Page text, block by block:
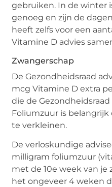
gebruiken. In de winter
genoeg en zijn de
heeft zelfs voor een
Vitamine D advies
Zwangerschap
De Gezondheidsraad
mcg Vitamine D extra
die de
Foliumzuur is
te verkleinen.
De verloskundige
milligram foliumzuur
met de 10e week van je
het ongeveer 4 weken